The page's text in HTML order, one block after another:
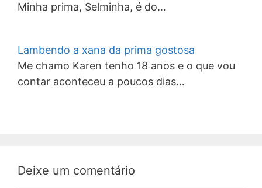
Minha prima, Selminha, é do…
Lambendo a xana da prima gostosa
Me chamo Karen tenho 18 anos e o que vou
contar aconteceu a poucos dias…
Deixe um comentário